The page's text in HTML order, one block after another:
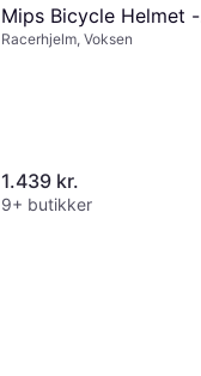
Mips Bicycle Helmet -
Shiny White
Racerhjelm, Voksen
1.439 kr.
9+ butikker